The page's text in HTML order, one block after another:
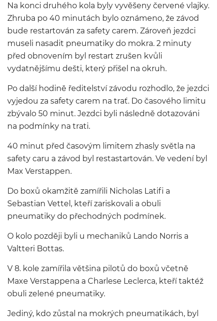
Na konci druhého kola byly vyvěšeny červené vlajky.
Zhruba po 40 minutách bylo oznámeno, že závod
bude restartován za safety carem. Zároveň jezdci
museli nasadit pneumatiky do mokra. 2 minuty
před obnovením byl restart zrušen kvůli
vydatnějšímu dešti, který přišel na okruh.
Po další hodině ředitelství závodu rozhodlo, že jezdci
vyjedou za safety carem na trať. Do časového limitu
zbývalo 50 minut. Jezdci byli následně dotazováni
na podmínky na trati.
40 minut před časovým limitem zhasly světla na
safety caru a závod byl restastartován. Ve vedení byl
Max Verstappen.
Do boxů okamžitě zamířili Nicholas Latifi a
Sebastian Vettel, kteří zariskovali a obuli
pneumatiky do přechodných podmínek.
O kolo později byli u mechaniků Lando Norris a
Valtteri Bottas.
V 8. kole zamířila většina pilotů do boxů včetně
Maxe Verstappena a Charlese Leclerca, kteří taktéž
obuli zelené pneumatiky.
Jediný, kdo zůstal na mokrých pneumatikách, byl